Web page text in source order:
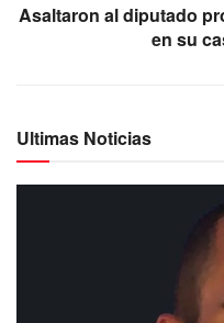
Asaltaron al diputado
en su
Ultimas Noticias